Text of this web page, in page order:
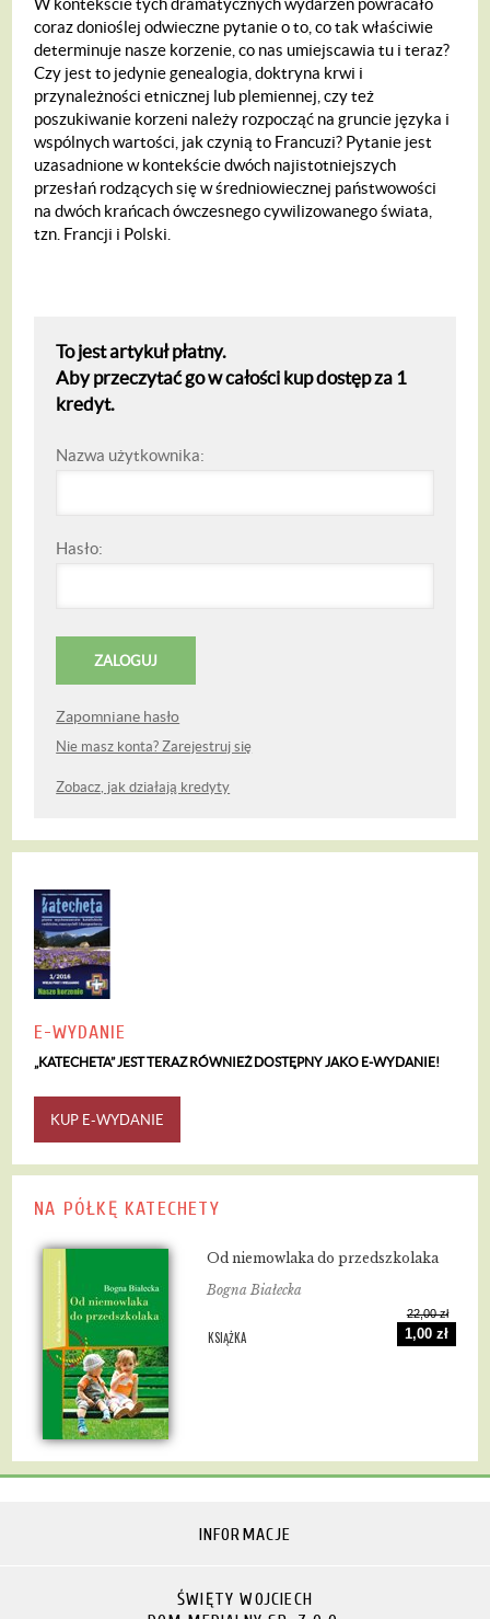
coraz donioślej odwieczne pytanie o to, co tak właściwie
determinuje nasze korzenie, co nas umiejscawia tu i teraz?
Czy jest to jedynie genealogia, doktryna krwi i
przynależności etnicznej lub plemiennej, czy też
poszukiwanie korzeni należy rozpocząć na gruncie języka i
wspólnych wartości, jak czynią to Francuzi? Pytanie jest
uzasadnione w kontekście dwóch najistotniejszych
przesłań rodzących się w średniowiecznej państwowości
na dwóch krańcach ówczesnego cywilizowanego świata,
tzn. Francji i Polski.
To jest artykuł płatny.
Aby przeczytać go w całości kup dostęp za 1
kredyt.
Nazwa użytkownika:
Hasło:
Zapomniane hasło
Nie masz konta? Zarejestruj się
Zobacz, jak działają kredyty
E-WYDANIE
„KATECHETA” JEST TERAZ RÓWNIEŻ DOSTĘPNY JAKO E-WYDANIE!
KUP E-WYDANIE
NA PÓŁKĘ KATECHETY
Od niemowlaka do przedszkolaka
Bogna Białecka
KSIĄŻKA
22,00 zł
1,00 zł
INFORMACJE
ŚWIĘTY WOJCIECH